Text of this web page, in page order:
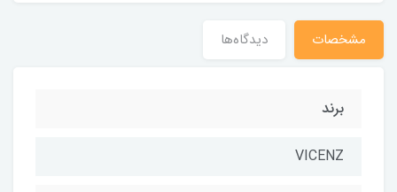
مشخصات دیدگاه‌ها
برند
VICENZ